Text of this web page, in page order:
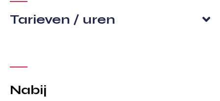
Tarieven / uren
Nabij